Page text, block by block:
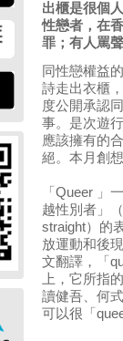
出櫃是很個
性戀者，在
罪；有人罵聲
同性戀權益
詩走出衣櫃
度公開承認
事。是次遊
應該擁有的
絕。本月創
「Queer 」
越性別者」
straight）的
放運動和後
文翻譯，「
上，它所指
讀健吾、何
可以很「